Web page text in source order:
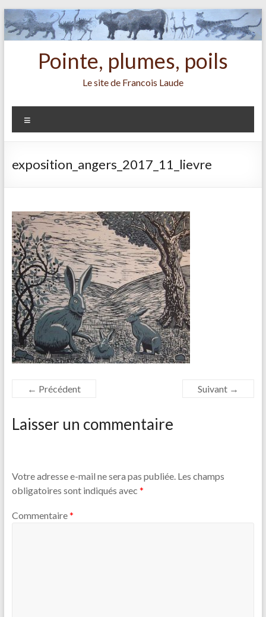
Aller
au
contenu
Pointe, plumes, poils
Le site de Francois Laude
exposition_angers_2017_11_lievre
← Précédent Suivant →
Laisser un commentaire
Votre adresse e-mail ne sera pas publiée. Les champs
obligatoires sont indiqués avec *
Commentaire*